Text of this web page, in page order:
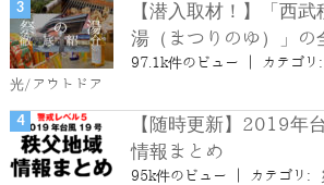
【潜入取材！】「西
湯（まつりのゆ）」の
97.1k件のビュー カテゴリ:
光/アウトドア
【随時更新】2019年
情報まとめ
95k件のビュー カテゴリ: